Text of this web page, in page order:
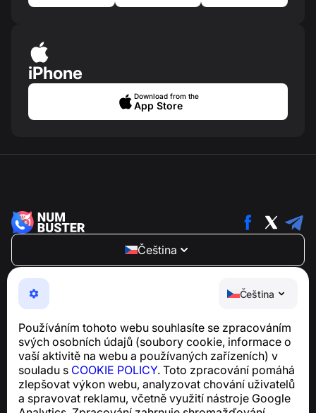
Čeština
Používáním tohoto webu souhlasíte se zpracováním
svých osobních údajů (soubory cookie, informace o
vaší aktivitě na webu a používaných zařízeních) v
souladu s COOKIE POLICY. Toto zpracování pomáhá
zlepšovat výkon webu, analyzovat chování uživatelů
a spravovat reklamu, včetně využití nástroje Google
iPhone
Download from the
App Store
Čeština
NumBuster © 2013—2026 ·
Snadno použitelná aplikace, která vás chrání před
telefonními podvody, spamem a nevyžádanými
Pro dotazy týkající se souladu s GDPR:
support@numbuster.com
Centrum nápovědy
Zprávy a články